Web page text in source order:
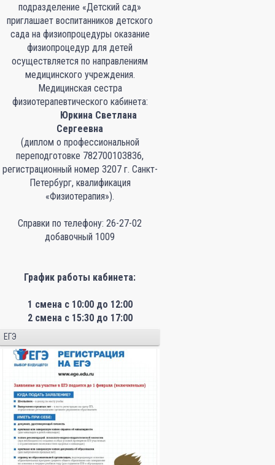
подразделение «Детский сад»
приглашает воспитанников детского
сада на физиопроцедуры оказание
физиопроцедур для детей
осуществляется по направлениям
медицинского учреждения.
Медицинская сестра
физиотерапевтического кабинета:
Юркина Светлана
Сергеевна
(диплом о профессиональной
переподготовке 782700103836,
регистрационный номер 3207 г. Санкт-
Петербург, квалификация
«Физиотерапия»).
Справки по телефону: 26-27-02
добавочный 1009
График работы кабинета:
1 смена с 10:00 до 12:00
2 смена с 15:30 до 17:00
ЕГЭ